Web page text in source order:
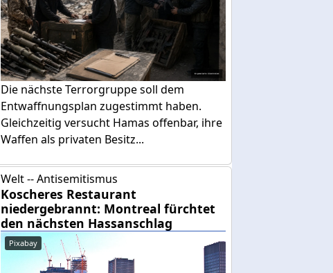
Die nächste Terrorgruppe soll dem
Entwaffnungsplan zugestimmt haben.
Gleichzeitig versucht Hamas offenbar, ihre
Waffen als privaten Besitz...
Welt -- Antisemitismus
Koscheres Restaurant
niedergebrannt: Montreal fürchtet
den nächsten Hassanschlag
Pixabay